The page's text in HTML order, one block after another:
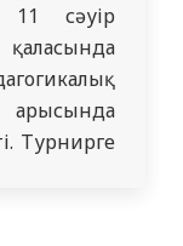
сәуір
Турнирге